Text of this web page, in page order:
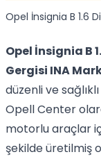
Opel İnsignia B 1.6
Opel İnsignia B
Gergisi INA
düzenli ve
Opell Center
motorlu araçlar
şekilde üretilmiş